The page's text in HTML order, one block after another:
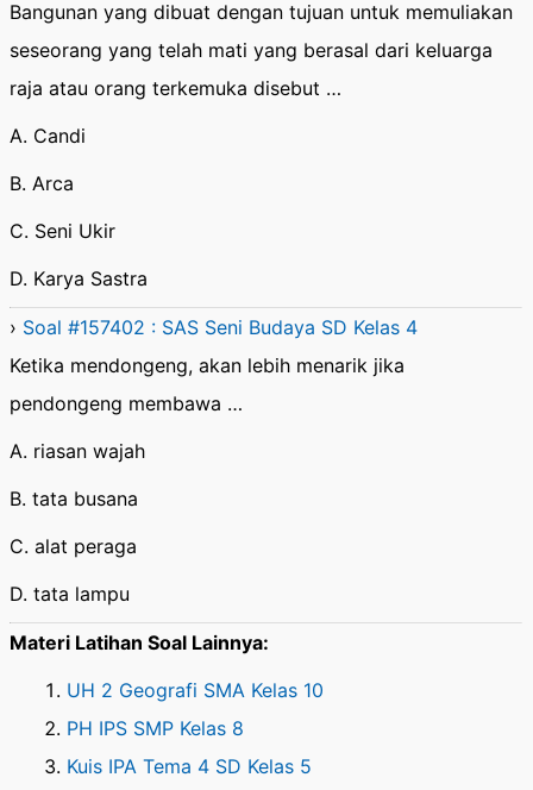
Bangunan yang dibuat dengan tujuan untuk memuliakan
seseorang yang telah mati yang berasal dari keluarga
raja atau orang terkemuka disebut …
A. Candi
B. Arca
C. Seni Ukir
D. Karya Sastra
› Soal #157402 : SAS Seni Budaya SD Kelas 4
Ketika mendongeng, akan lebih menarik jika
pendongeng membawa …
A. riasan wajah
B. tata busana
C. alat peraga
D. tata lampu
Materi Latihan Soal Lainnya:
UH 2 Geografi SMA Kelas 10
PH IPS SMP Kelas 8
Kuis IPA Tema 4 SD Kelas 5